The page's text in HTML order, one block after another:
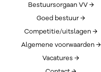
Bestuursorgaan VV →
Goed bestuur →
Competitie/uitslagen →
Algemene voorwaarden →
Vacatures →